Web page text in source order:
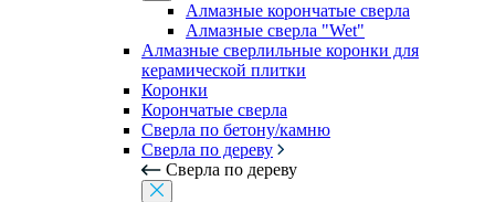
Алмазные корончатые сверла
Алмазные сверла "Wet"
Алмазные сверлильные коронки для
керамической плитки
Коронки
Корончатые сверла
Сверла по бетону/камню
Сверла по дереву
Сверла по дереву